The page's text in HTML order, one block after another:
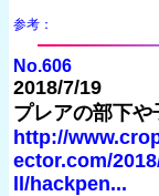
参考：
No.606
2018/7/19
プレアの部下や
http://
ector.com/
ll/hackpen...